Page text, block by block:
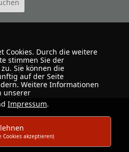
Dortmund
Cookies. Durch die weitere
stimmen Sie der
Sie können die
auf der Seite
Weitere Informationen
unserer
Impressum.
Cookies akzeptieren)